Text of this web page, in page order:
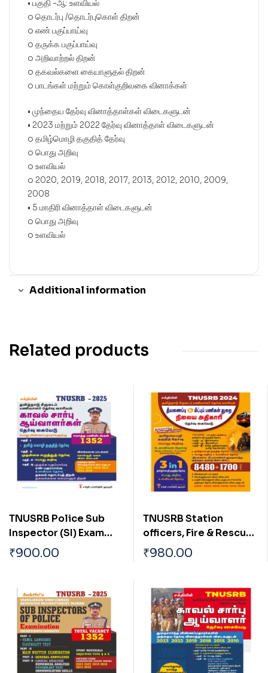
• பகுதி -ஆ: உளவியல்
o தொடர்பு /தொடர்புகொள் திறன்
o எண் பகுப்பாய்வு
o தருக்க பகுப்பாய்வு
o அறிவாற்றல் திறன்
o தகவல்களை கையாளுதல் திறன்
o பாடங்கள் மற்றும் கொள்குறிவகை வினாக்கள்
• முந்தைய தேர்வு வினாத்தாள்கள் விடைகளுடன்
• 2023 மற்றும் 2022 தேர்வு வினாத்தாள் விடைகளுடன்
o தமிழ்மொழி தகுதித் தேர்வு
o பொது அறிவு
o உளவியல்
o 2020, 2019, 2018, 2017, 2013, 2012, 2010, 2009,
2008
• 5 மாதிரி வினாத்தாள் விடைகளுடன்
o பொது அறிவு
o உளவியல்
Additional information
Related products
TNUSRB Police Sub
Inspector (SI) Exam
Book (Tamil)
₹900.00
TNUSRB Station
officers, Fire & Rescue
Services Department
₹980.00